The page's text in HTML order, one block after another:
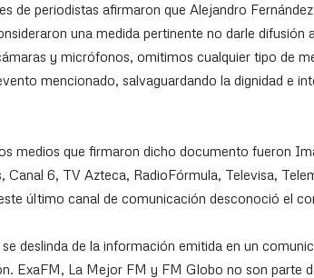
de periodistas afirmaron que Alejandro
una medida pertinente no darle difusión
y micrófonos, omitimos cualquier tipo de
mencionado, salvaguardando la dignidad e
medios que firmaron dicho documento fueron
Canal 6, TV Azteca, RadioFórmula, Televisa,
último canal de comunicación desconoció el
se deslinda de la información emitida en un
ExaFM, La Mejor FM y FM Globo no son parte